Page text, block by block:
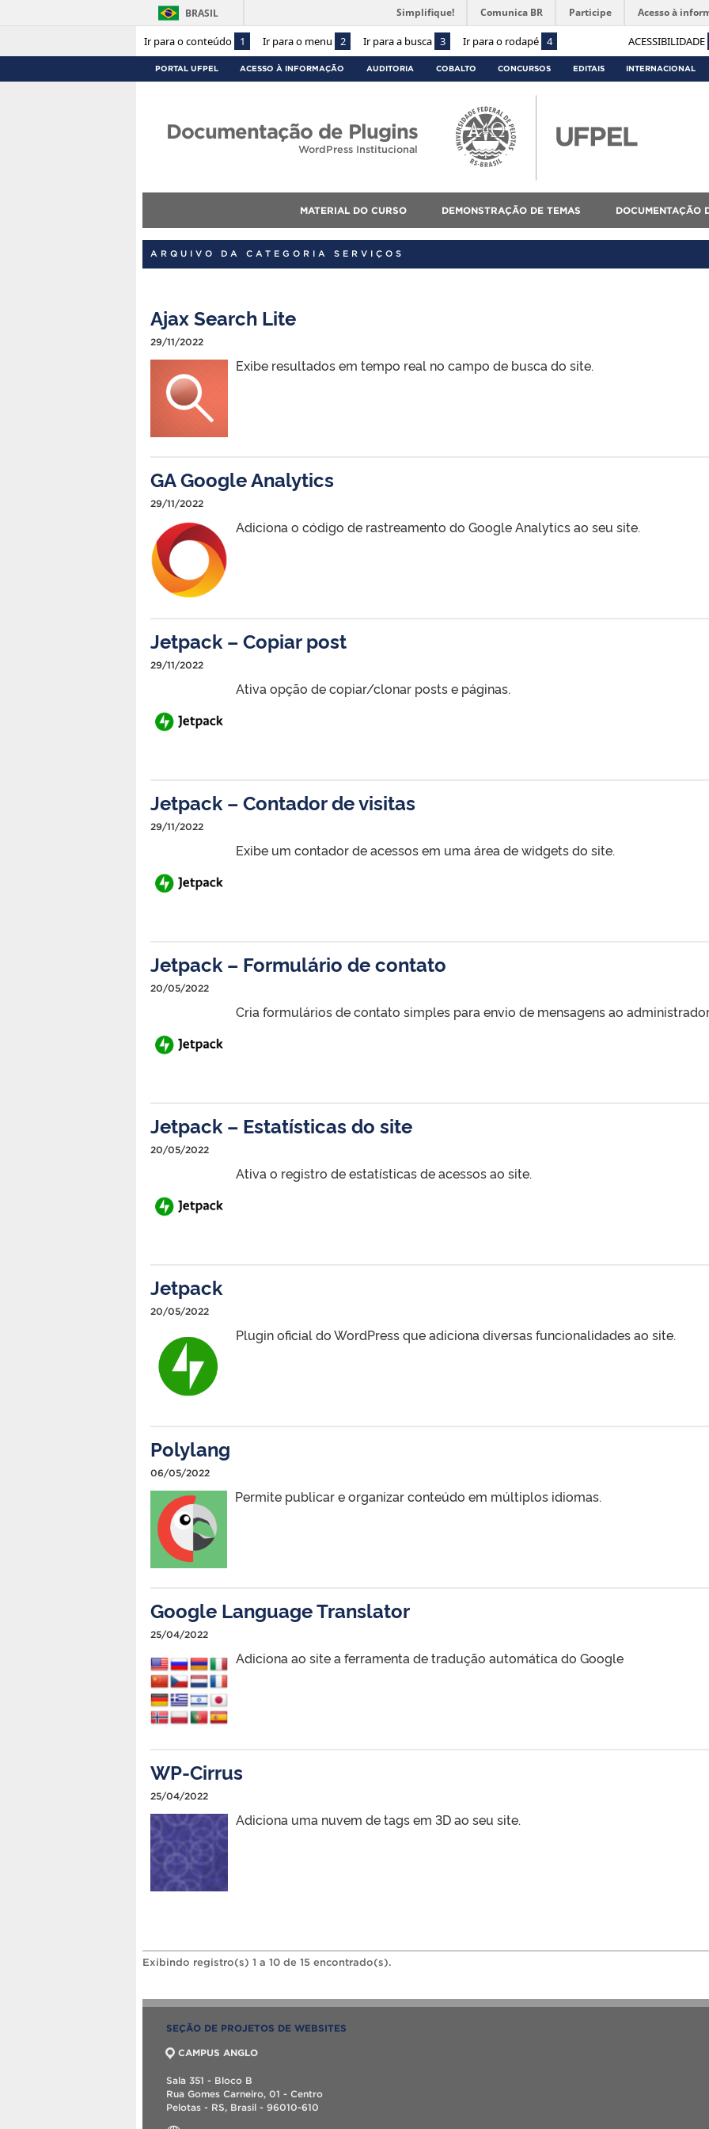
Ir para o conteúdo 1 Ir para o menu 2 Ir para a busca 3 Ir para o rodapé 4 ACESSIBILIDADE
BRASIL Simplifique! Comunica BR Participe Acesso à
PORTAL UFPEL ACESSO À INFORMAÇÃO AUDITORIA COBALTO CONCURSOS EDITAIS INTERNACIONAL
Documentação de Plugins
WordPress Institucional
MATERIAL DO CURSO DEMONSTRAÇÃO DE TEMAS DOCUMENTAÇÃO
ARQUIVO DA CATEGORIA SERVIÇOS
Ajax Search Lite
29/11/2022
Exibe resultados em tempo real no campo de busca do site.
GA Google Analytics
29/11/2022
Adiciona o código de rastreamento do Google Analytics ao seu site.
Jetpack – Copiar post
29/11/2022
Ativa opção de copiar/clonar posts e páginas.
Jetpack – Contador de visitas
29/11/2022
Exibe um contador de acessos em uma área de widgets do site.
Jetpack – Formulário de contato
20/05/2022
Cria formulários de contato simples para envio de mensagens ao
Jetpack – Estatísticas do site
20/05/2022
Ativa o registro de estatísticas de acessos ao site.
Jetpack
20/05/2022
Plugin oficial do WordPress que adiciona diversas funcionalidades ao site.
Polylang
06/05/2022
Permite publicar e organizar conteúdo em múltiplos idiomas.
Google Language Translator
25/04/2022
Adiciona ao site a ferramenta de tradução automática do Google
WP-Cirrus
25/04/2022
Adiciona uma nuvem de tags em 3D ao seu site.
Exibindo registro(s) 1 a 10 de 15 encontrado(s).
SEÇÃO DE PROJETOS DE WEBSITES
CAMPUS ANGLO
Sala 351 - Bloco B
Rua Gomes Carneiro, 01 - Centro
Pelotas - RS, Brasil - 96010-610